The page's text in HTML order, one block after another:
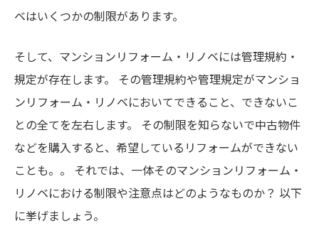
ベはいくつかの制限があります。
そして、マンションリフォーム・リノベには管理規約・
規定が存在します。 その管理規約や管理規定がマンショ
ンリフォーム・リノベにおいてできること、できないこ
との全てを左右します。 その制限を知らないで中古物件
などを購入すると、希望しているリフォームができない
ことも。。 それでは、一体そのマンションリフォーム・
リノベにおける制限や注意点はどのようなものか？ 以下
に挙げましょう。